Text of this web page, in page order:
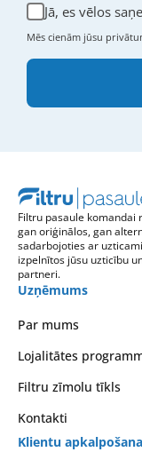
Jā, es vēlos
Mēs cienām jūsu
Filtru pasaule komandai
gan oriģinālos, gan
sadarbojoties ar
izpelnītos jūsu uzticību
partneri.
Uzņēmums
Par mums
Lojalitātes
Filtru zīmolu tīkls
Kontakti
Klientu apkalpošana